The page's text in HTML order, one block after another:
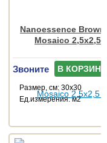
Nanoessence
Mosaico 2,5x2,5
Звоните В КОРЗИНУ
Размер, см: 30x30
Ед.измерения: м2